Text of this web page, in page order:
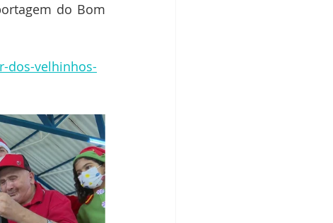
do Bom
dos-velhinhos-